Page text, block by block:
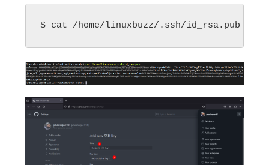
$ cat /home/linuxbuzz/.ssh/id_rsa.pub